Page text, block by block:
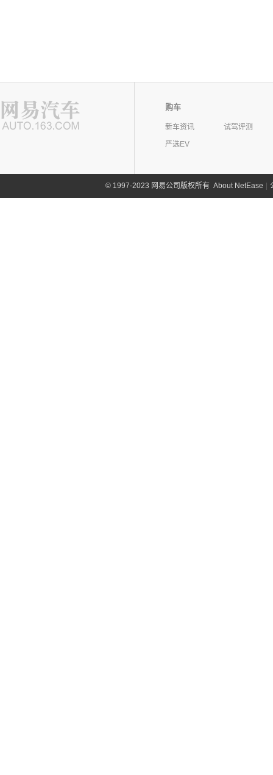
购车
新车资讯
试驾评测
严选EV
©1997-2023 网易公司版权所有 About NetEase